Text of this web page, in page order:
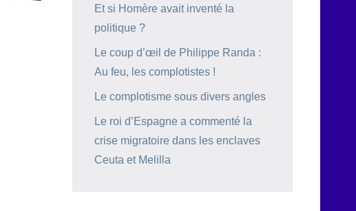
Et si Homère avait inventé la
politique ?
Le coup d’œil de Philippe Randa :
Au feu, les complotistes !
Le complotisme sous divers angles
Le roi d’Espagne a commenté la
crise migratoire dans les enclaves
Ceuta et Melilla